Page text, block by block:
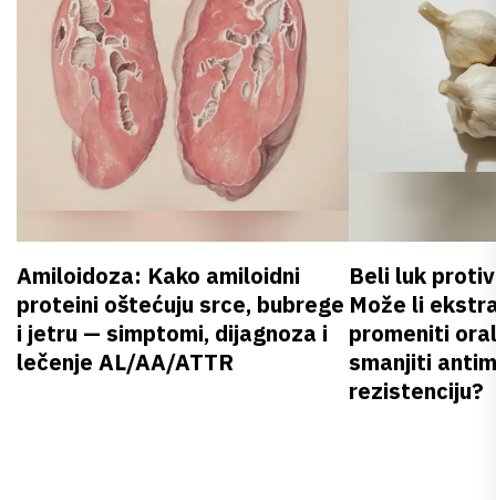
Amiloidoza: Kako amiloidni
proteini oštećuju srce, bubrege
i jetru — simptomi, dijagnoza i
lečenje AL/AA/ATTR
Beli luk
Može li
promeniti
smanjiti
rezistenciju?